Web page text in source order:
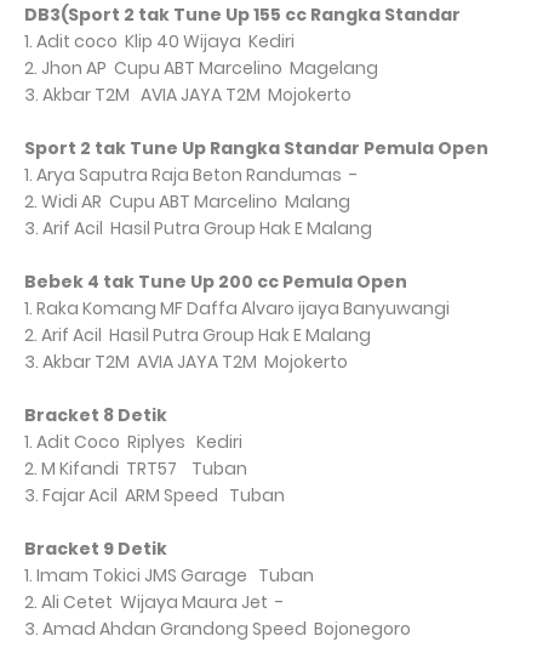
DB3(Sport 2 tak Tune Up 155 cc Rangka Standar
1. Adit coco Klip 40 Wijaya Kediri
2. Jhon AP Cupu ABT Marcelino Magelang
3. Akbar T2M AVIA JAYA T2M Mojokerto
Sport 2 tak Tune Up Rangka Standar Pemula Open
1. Arya Saputra Raja Beton Randumas -
2. Widi AR Cupu ABT Marcelino Malang
3. Arif Acil Hasil Putra Group Hak EMalang
Bebek 4 tak Tune Up 200 cc Pemula Open
1. Raka Komang MF Daffa Alvaro ijaya Banyuwangi
2. Arif Acil Hasil Putra Group Hak EMalang
3. Akbar T2M AVIA JAYA T2M Mojokerto
Bracket 8 Detik
1. Adit Coco Riplyes Kediri
2. M Kifandi TRT57
Tuban
3. Fajar Acil ARM Speed Tuban
Bracket 9 Detik
1. Imam Tokici JMS Garage Tuban
2. Ali Cetet Wijaya Maura Jet -
3. Amad Ahdan Grandong Speed Bojonegoro